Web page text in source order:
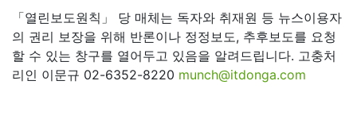
「열린보도원칙」 당 매체는 독자와 취재원 등 뉴스이용자
의 권리 보장을 위해 반론이나 정정보도, 추후보도를 요청
할 수 있는 창구를 열어두고 있음을 알려드립니다. 고충처
리인 이문규 02-6352-8220 munch@itdonga.com